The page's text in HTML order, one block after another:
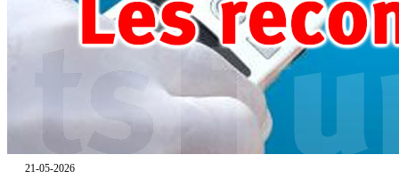
21-05-2026